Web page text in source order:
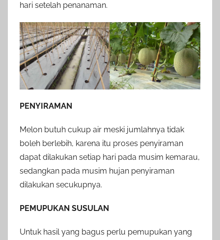
hari setelah penanaman.
PENYIRAMAN
Melon butuh cukup air meski jumlahnya tidak
boleh berlebih, karena itu proses penyiraman
dapat dilakukan setiap hari pada musim kemarau,
sedangkan pada musim hujan penyiraman
dilakukan secukupnya.
PEMUPUKAN SUSULAN
Untuk hasil yang bagus perlu pemupukan yang